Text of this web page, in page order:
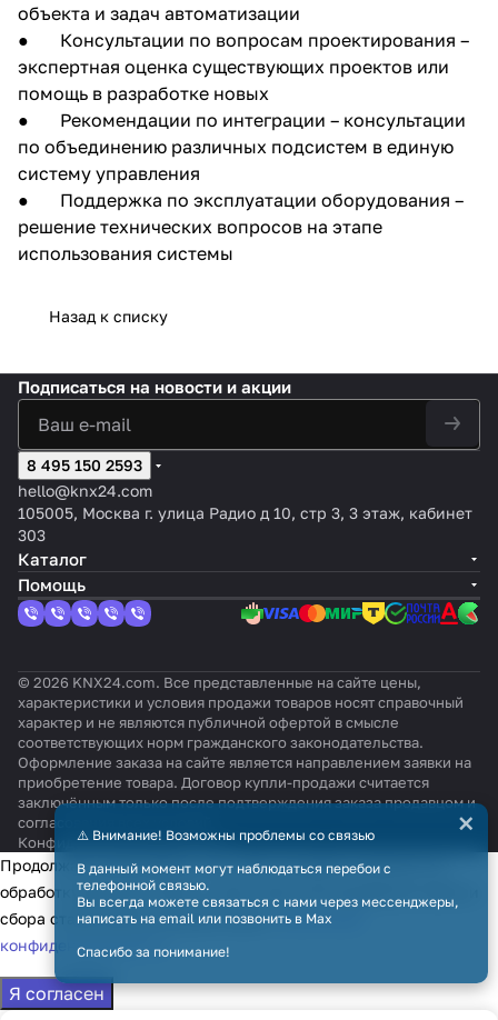
объекта и задач автоматизации
● Консультации по вопросам проектирования –
экспертная оценка существующих проектов или
помощь в разработке новых
● Рекомендации по интеграции – консультации
по объединению различных подсистем в единую
систему управления
● Поддержка по эксплуатации оборудования –
решение технических вопросов на этапе
использования системы
Назад к списку
Подписаться на новости и акции
8 495 150 2593
hello@knx24.com
105005, Москва г. улица Радио д 10, стр 3, 3 этаж, кабинет
303
Каталог
Помощь
© 2026 KNX24.com. Все представленные на сайте цены,
характеристики и условия продажи товаров носят справочный
характер и не являются публичной офертой в смысле
соответствующих норм гражданского законодательства.
Оформление заказа на сайте является направлением заявки на
приобретение товара. Договор купли-продажи считается
заключённым только после подтверждения заказа продавцом и
согласования всех условий.
КонфиденциальностьОферта
⚠️ Внимание! Возможны проблемы со связью
В данный момент могут наблюдаться перебои с
телефонной связью.
Вы всегда можете связаться с нами через мессенджеры,
написать на email или позвонить в Max
Спасибо за понимание!
×
Продолжая использовать наш сайт, вы даёте согласие на
обработку файлов cookie в целях функционирования сайта и
сбора статистики в соответствии сполитикой
конфиденциальности
Я согласен